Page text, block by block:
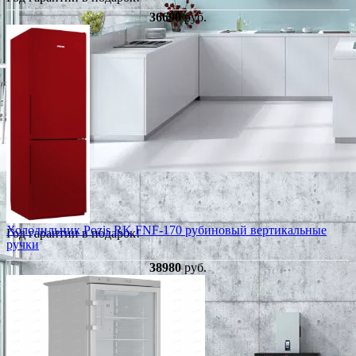
36690руб.
Год гарантии в подарок!
Холодильник Pozis RK FNF-170 рубиновый вертикальные
ручки
38980руб.